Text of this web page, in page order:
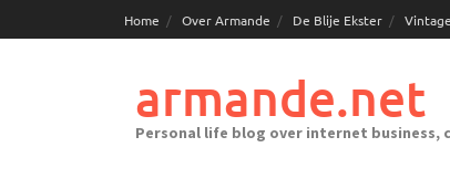
naar
Home Over Armande De Blije Ekster
armande.net
Personal life blog over internet business,